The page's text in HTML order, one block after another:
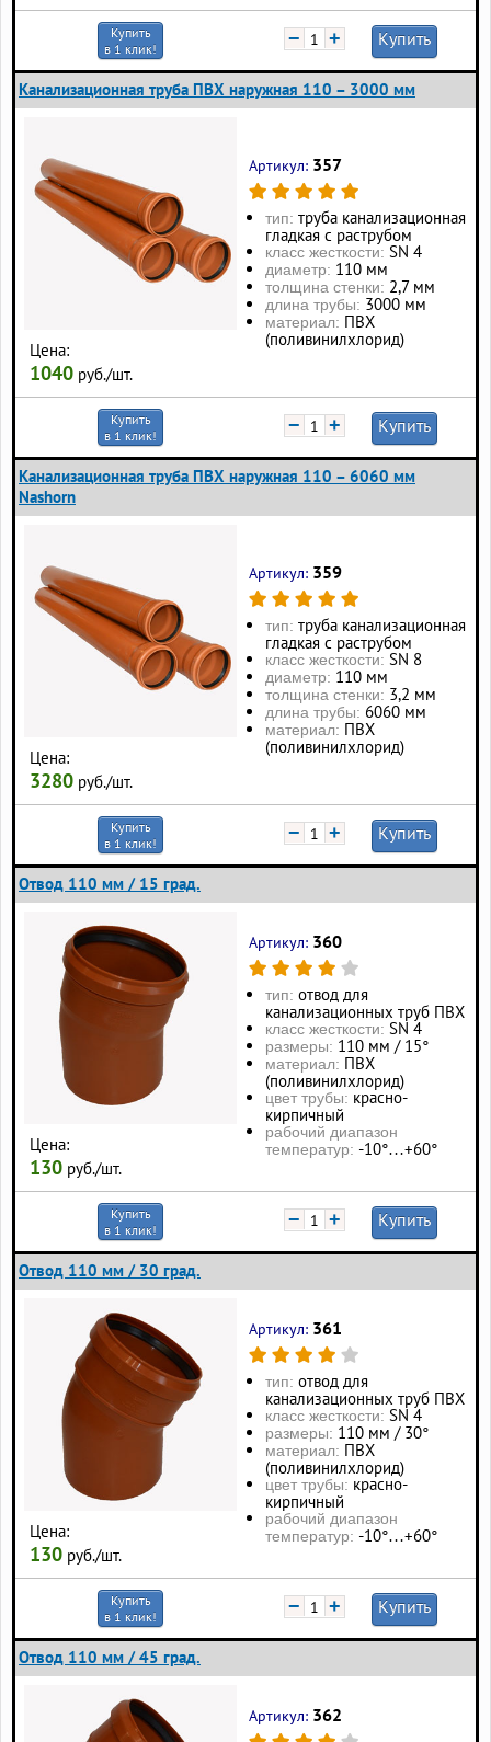
Купить
в 1 клик!
− + Купить
Канализационная труба ПВХ наружная 110 – 3000 мм
Цена:
1040 руб./шт.
Артикул: 357
тип: труба канализационная
гладкая с раструбом
класс жесткости: SN 4
диаметр: 110 мм
толщина стенки: 2,7 мм
длина трубы: 3000 мм
материал: ПВХ
(поливинилхлорид)
Купить
в 1 клик!
− + Купить
Канализационная труба ПВХ наружная 110 – 6060 мм
Nashorn
Цена:
3280 руб./шт.
Артикул: 359
тип: труба канализационная
гладкая с раструбом
класс жесткости: SN 8
диаметр: 110 мм
толщина стенки: 3,2 мм
длина трубы: 6060 мм
материал: ПВХ
(поливинилхлорид)
Купить
в 1 клик!
− + Купить
Отвод 110 мм / 15 град.
Цена:
130 руб./шт.
Артикул: 360
тип: отвод для
канализационных труб ПВХ
класс жесткости: SN 4
размеры: 110 мм / 15°
материал: ПВХ
(поливинилхлорид)
цвет трубы: красно-
кирпичный
рабочий диапазон
температур: -10°…+60°
Купить
в 1 клик!
− + Купить
Отвод 110 мм / 30 град.
Цена:
130 руб./шт.
Артикул: 361
тип: отвод для
канализационных труб ПВХ
класс жесткости: SN 4
размеры: 110 мм / 30°
материал: ПВХ
(поливинилхлорид)
цвет трубы: красно-
кирпичный
рабочий диапазон
температур: -10°…+60°
Купить
в 1 клик!
− + Купить
Отвод 110 мм / 45 град.
Артикул: 362